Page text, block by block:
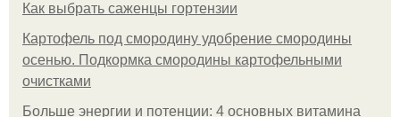
Как выбрать саженцы гортензии
Картофель под смородину удобрение смородины
осенью. Подкормка смородины картофельными
очистками
Больше энергии и потенции: 4 основных витамина